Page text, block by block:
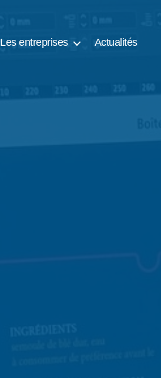
Les entreprises Actualités